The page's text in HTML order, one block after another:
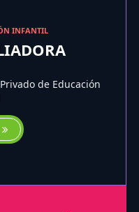
INFANTIL
de Educación